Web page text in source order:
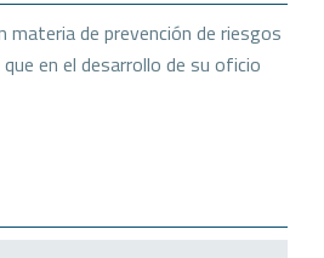
materia de prevención de riesgos
en el desarrollo de su oficio